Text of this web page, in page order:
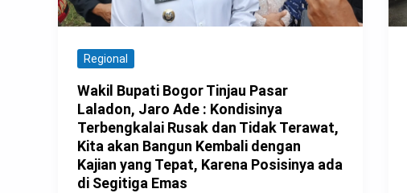
Regional
Wakil Bupati Bogor Tinjau Pasar
Laladon, Jaro Ade : Kondisinya
Terbengkalai Rusak dan Tidak Terawat,
Kita akan Bangun Kembali dengan
Kajian yang Tepat, Karena Posisinya ada
di Segitiga Emas